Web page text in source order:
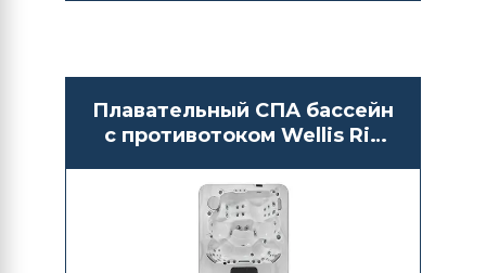
Плавательный СПА бассейн
с противотоком Wellis Rio